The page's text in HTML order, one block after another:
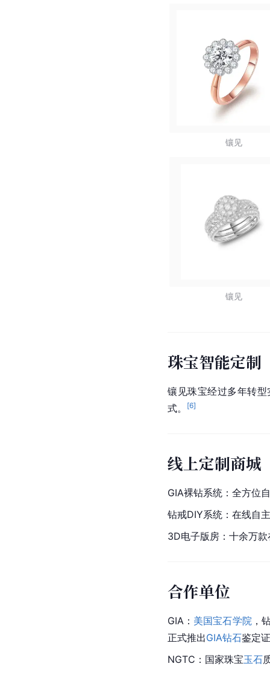
镶见
镶见
珠宝智能定制
镶见珠宝经过多年转
式。
[6]
线上定制商城
GIA裸钻系统：全方位
钻戒DIY系统：在线自
3D电子版房：十余万
合作单位
GIA： 美国宝石学院 ，
正式推出GIA钻石鉴定
NGTC ：国家珠宝玉石